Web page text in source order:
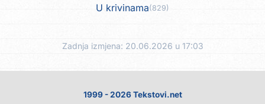
U krivinama(829)
Zadnja izmjena: 20.06.2026 u 17:03
1999 - 2026 Tekstovi.net